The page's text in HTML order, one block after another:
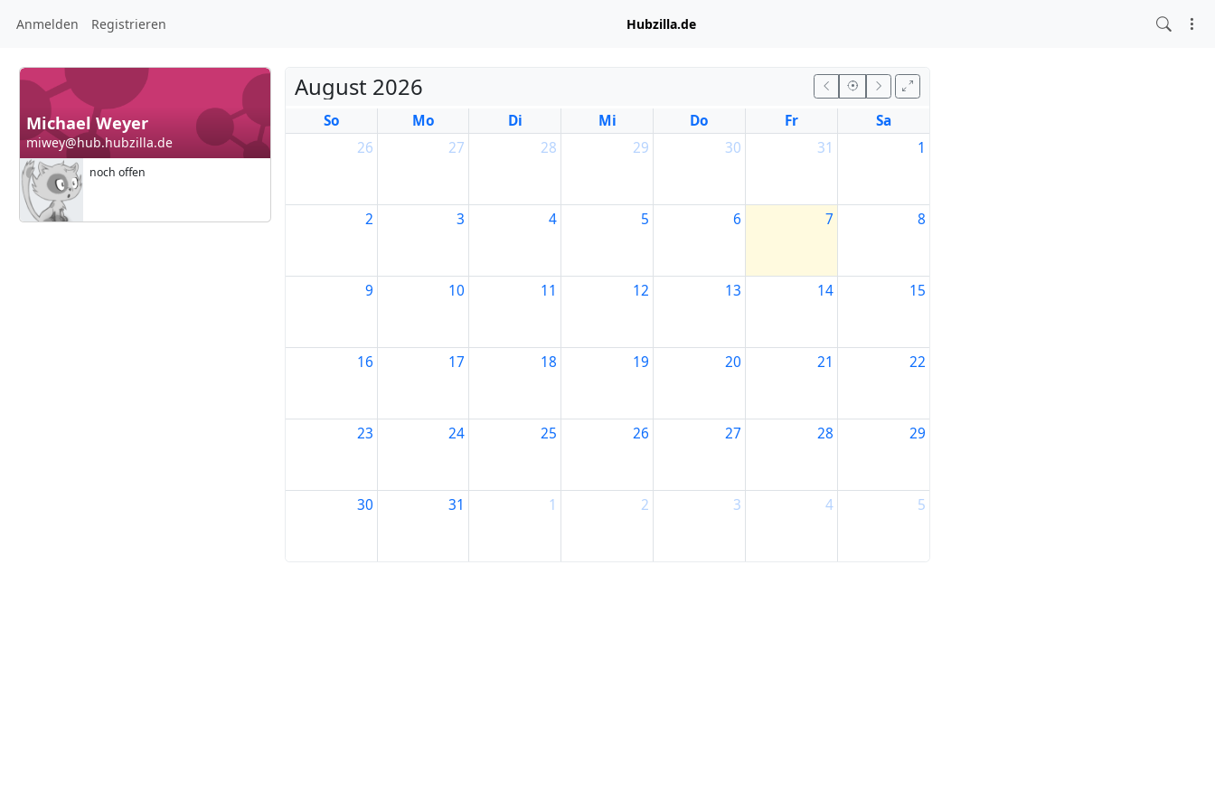
Anmelden Registrieren Hubzilla.de
Michael Weyer
miwey@hub.hubzilla.de
noch offen
August 2026
So Mo Di Mi Do Fr
Sa
26
27 28 29 30 31 1
2 3 4 5 6 7 8
9 10 11 12 13 14 15
16 17 18 19 20 21 22
23 24 25 26 27 28 29
30 31 1 2 3 4 5